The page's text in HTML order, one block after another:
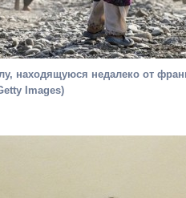
находящуюся недалеко от
Images)